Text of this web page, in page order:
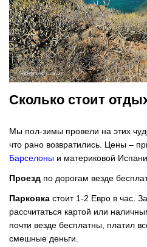
Сколько стоит
Мы пол-зимы провели на этих
что рано возвратились. Цены –
Барселоны и материковой
Проезд по дорогам везде
Парковка стоит 1-2 Евро в час.
рассчитаться картой или
почти везде бесплатны, платил
смешные деньги.